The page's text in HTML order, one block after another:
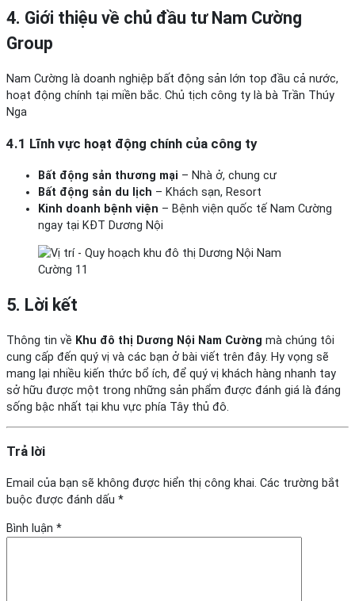
4. Giới thiệu về chủ đầu tư Nam Cường
Group
Nam Cường là doanh nghiệp bất động sản lớn top đầu cả nước,
hoạt động chính tại miền bắc. Chủ tịch công ty là bà Trần Thúy
Nga
4.1 Lĩnh vực hoạt động chính của công ty
Bất động sản thương mại – Nhà ở, chung cư
Bất động sản du lịch – Khách sạn, Resort
Kinh doanh bệnh viện – Bệnh viện quốc tế Nam Cường
ngay tại KĐT Dương Nội
5. Lời kết
Thông tin về Khu đô thị Dương Nội Nam Cường mà chúng tôi
cung cấp đến quý vị và các bạn ở bài viết trên đây. Hy vọng sẽ
mang lại nhiều kiến thức bổ ích, để quý vị khách hàng nhanh tay
sở hữu được một trong những sản phẩm được đánh giá là đáng
sống bậc nhất tại khu vực phía Tây thủ đô.
Trả lời
Email của bạn sẽ không được hiển thị công khai. Các trường bắt
buộc được đánh dấu *
Bình luận *